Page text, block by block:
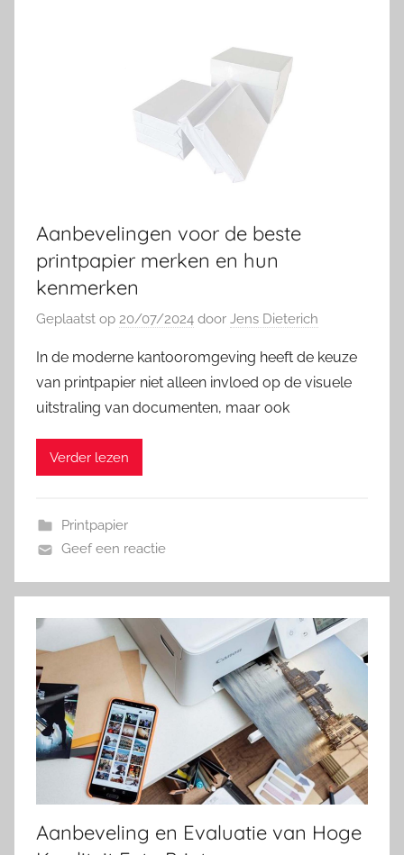
Aanbevelingen voor de beste
printpapier merken en hun
kenmerken
Geplaatst op 20/07/2024 door Jens Dieterich
In de moderne kantooromgeving heeft de keuze
van printpapier niet alleen invloed op de visuele
uitstraling van documenten, maar ook
Verder lezen
Printpapier
Geef een reactie
Aanbeveling en Evaluatie van Hoge